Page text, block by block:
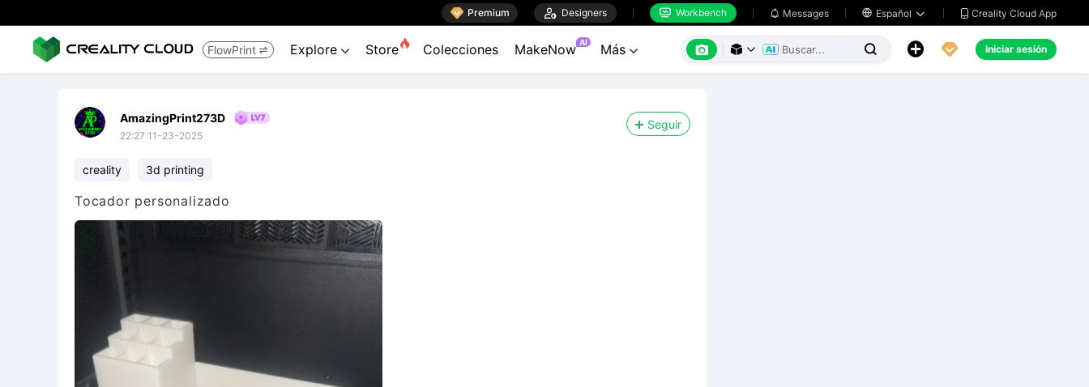
 Premium  Designers  Workbench  Messages  Español   Creality Cloud App
FlowPrint  Explore  Store Colecciones MakeNow AI Más        Iniciar sesión
AmazingPrint273D
22:27 11-23-2025
Seguir
creality 3d printing
Tocador personalizado